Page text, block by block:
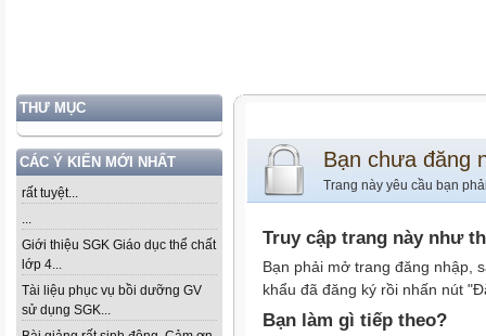
THƯ MỤC
CÁC Ý KIẾN MỚI NHẤT
rất tuyệt...
...
Giới thiệu SGK Giáo dục thể chất
lớp 4...
Tài liệu phục vụ bồi dưỡng GV
sử dụng SGK...
Bạn chưa đăng
Trang này yêu cầu bạn
Truy cập trang này như
Bạn phải mở trang đăng nhập,
khẩu đã đăng ký rồi nhấn nút
Bạn làm gì tiếp theo?